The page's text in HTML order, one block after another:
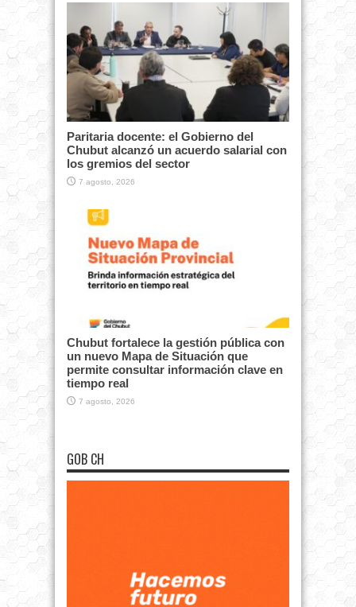
Paritaria docente: el Gobierno del
Chubut alcanzó un acuerdo salarial con
los gremios del sector
7 agosto, 2026
Chubut fortalece la gestión pública con
un nuevo Mapa de Situación que
permite consultar información clave en
tiempo real
7 agosto, 2026
GOB CH